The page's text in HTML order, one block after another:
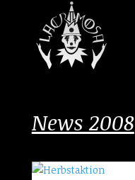
News 2008